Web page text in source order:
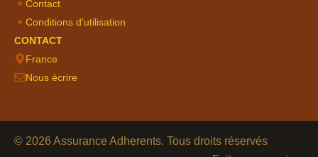
Contact
Conditions d'utilisation
CONTACT
France
Nous écrire
© 2026 Assurance Adherents. Tous droits réservés